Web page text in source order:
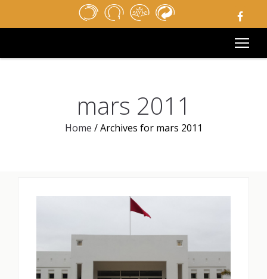
ACCUEIL
CONTACT
mars 2011
Home /Archives for mars 2011